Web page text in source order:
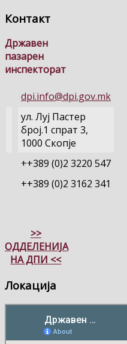
Контакт
Државен
пазарен
инспекторат
dpi.info@dpi.gov.mk
ул. Луј Пастер
број.1 спрат 3,
1000 Скопје
++389 (0)2 3220 547
++389 (0)2 3162 341
>>
ОДДЕЛЕНИЈА
НА ДПИ <<
Локација